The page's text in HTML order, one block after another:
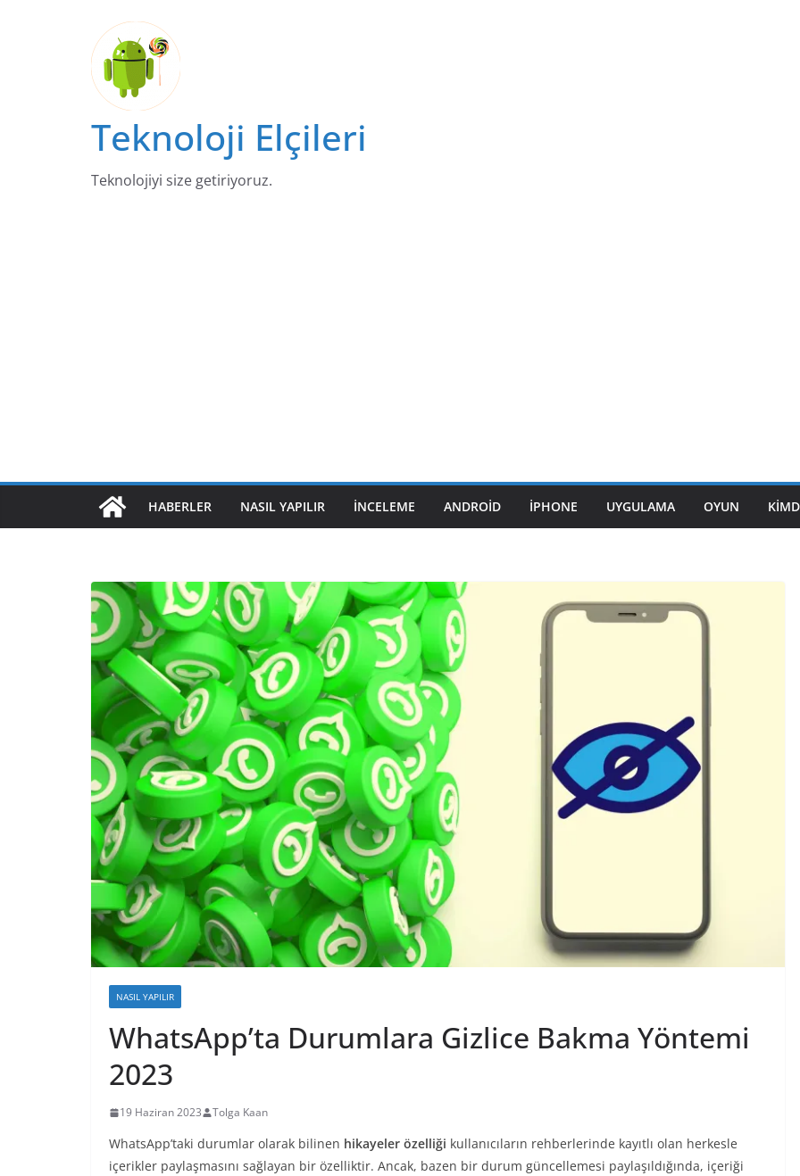
Teknoloji Elçileri
Teknolojiyi size getiriyoruz.
HABERLER NASIL YAPILIR İNCELEME ANDROID IPHONE UYGULAMA OYUN
NASIL YAPILIR
WhatsApp’ta Durumlara Gizlice Bakma Yöntemi
2023
19 Haziran 2023 Tolga Kaan
WhatsApp’taki durumlar olarak bilinen hikayeler özelliği kullanıcıların rehberlerinde kayıtlı olan herkesle
içerikler paylaşmasını sağlayan bir özelliktir. Ancak, bazen bir durum güncellemesi paylaşıldığında, içeriği